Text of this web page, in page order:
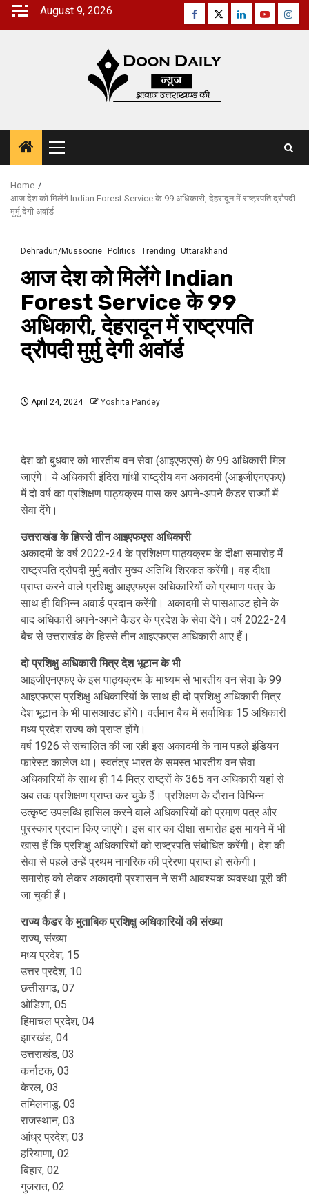
Skip
August 9, 2026 Facebook
TwitterLinkedinYoutube
Primary
Menu
Home
आज देश को मिलेंगे Indian Forest Service के 99 अधिकारी, देहरादून में राष्ट्रपति द्रौपदी
मुर्मु देगी अवॉर्ड
Dehradun/Mussoorie Politics Trending Uttarakhand
आज देश को मिलेंगे Indian
Forest Service के 99
अधिकारी, देहरादून में राष्ट्रपति
द्रौपदी मुर्मु देगी अवॉर्ड
April 24, 2024 Yoshita Pandey
देश को बुधवार को भारतीय वन सेवा (आइएफएस) के 99 अधिकारी मिल
जाएंगे। ये अधिकारी इंदिरा गांधी राष्ट्रीय वन अकादमी (आइजीएनएफए)
में दो वर्ष का प्रशिक्षण पाठ्यक्रम पास कर अपने-अपने कैडर राज्यों में
सेवा देंगे।
उत्तराखंड के हिस्से तीन आइएफएस अधिकारी
अकादमी के वर्ष 2022-24 के प्रशिक्षण पाठ्यक्रम के दीक्षा समारोह में
राष्ट्रपति द्रौपदी मुर्मु बतौर मुख्य अतिथि शिरकत करेंगी। वह दीक्षा
प्राप्त करने वाले प्रशिक्षु आइएफएस अधिकारियों को प्रमाण पत्र के
साथ ही विभिन्न अवार्ड प्रदान करेंगी। अकादमी से पासआउट होने के
बाद अधिकारी अपने-अपने कैडर के प्रदेश के सेवा देंगे। वर्ष 2022-24
बैच से उत्तराखंड के हिस्से तीन आइएफएस अधिकारी आए हैं।
दो प्रशिक्षु अधिकारी मित्र देश भूटान के भी
आइजीएनएफए के इस पाठ्यक्रम के माध्यम से भारतीय वन सेवा के 99
आइएफएस प्रशिक्षु अधिकारियों के साथ ही दो प्रशिक्षु अधिकारी मित्र
देश भूटान के भी पासआउट होंगे। वर्तमान बैच में सर्वाधिक 15 अधिकारी
मध्य प्रदेश राज्य को प्राप्त होंगे।
वर्ष 1926 से संचालित की जा रही इस अकादमी के नाम पहले इंडियन
फारेस्ट कालेज था। स्वतंत्र भारत के समस्त भारतीय वन सेवा
अधिकारियों के साथ ही 14 मित्र राष्ट्रों के 365 वन अधिकारी यहां से
अब तक प्रशिक्षण प्राप्त कर चुके हैं। प्रशिक्षण के दौरान विभिन्न
उत्कृष्ट उपलब्धि हासिल करने वाले अधिकारियों को प्रमाण पत्र और
पुरस्कार प्रदान किए जाएंगे। इस बार का दीक्षा समारोह इस मायने में भी
खास हैं कि प्रशिक्षु अधिकारियों को राष्ट्रपति संबोधित करेंगी। देश की
सेवा से पहले उन्हें प्रथम नागरिक की प्रेरणा प्राप्त हो सकेगी।
समारोह को लेकर अकादमी प्रशासन ने सभी आवश्यक व्यवस्था पूरी की
जा चुकी हैं।
राज्य कैडर के मुताबिक प्रशिक्षु अधिकारियों की संख्या
राज्य, संख्या
मध्य प्रदेश, 15
उत्तर प्रदेश, 10
छत्तीसगढ़, 07
ओडिशा, 05
हिमाचल प्रदेश, 04
झारखंड, 04
उत्तराखंड, 03
कर्नाटक, 03
केरल, 03
तमिलनाडु, 03
राजस्थान, 03
आंध्र प्रदेश, 03
हरियाणा, 02
बिहार, 02
गुजरात, 02